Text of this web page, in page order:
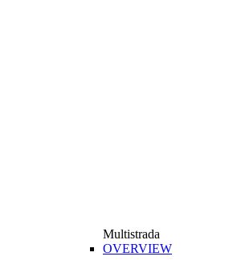
Multistrada
OVERVIEW